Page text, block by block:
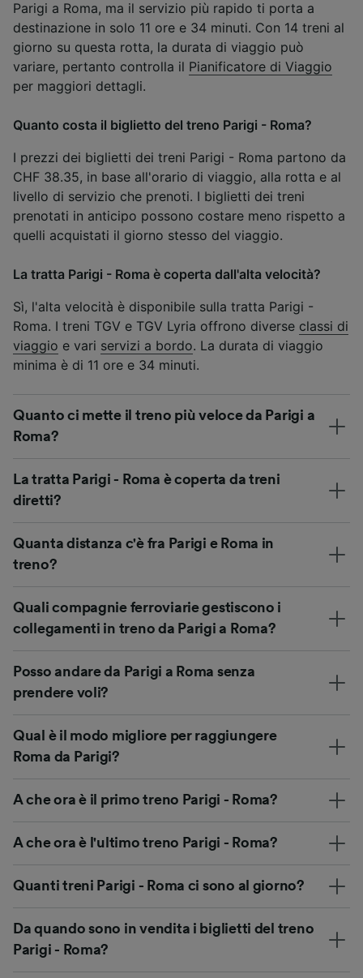
Parigi a Roma, ma il servizio più rapido ti porta a
destinazione in solo 11 ore e 34 minuti. Con 14 treni al
giorno su questa rotta, la durata di viaggio può
variare, pertanto controlla il Pianificatore di Viaggio
per maggiori dettagli.
Quanto costa il biglietto del treno Parigi - Roma?
I prezzi dei biglietti dei treni Parigi - Roma partono da
CHF 38.35, in base all'orario di viaggio, alla rotta e al
livello di servizio che prenoti. I biglietti dei treni
prenotati in anticipo possono costare meno rispetto a
quelli acquistati il giorno stesso del viaggio.
La tratta Parigi - Roma è coperta dall'alta velocità?
Sì, l'alta velocità è disponibile sulla tratta Parigi -
Roma. I treni TGV e TGV Lyria offrono diverse classi di
viaggio e vari servizi a bordo. La durata di viaggio
minima è di 11 ore e 34 minuti.
Quanto ci mette il treno più veloce da Parigi a
Roma?
La tratta Parigi - Roma è coperta da treni
diretti?
Quanta distanza c'è fra Parigi e Roma in
treno?
Quali compagnie ferroviarie gestiscono i
collegamenti in treno da Parigi a Roma?
Posso andare da Parigi a Roma senza
prendere voli?
Qual è il modo migliore per raggiungere
Roma da Parigi?
A che ora è il primo treno Parigi - Roma?
A che ora è l'ultimo treno Parigi - Roma?
Quanti treni Parigi - Roma ci sono al giorno?
Da quando sono in vendita i biglietti del treno
Parigi - Roma?